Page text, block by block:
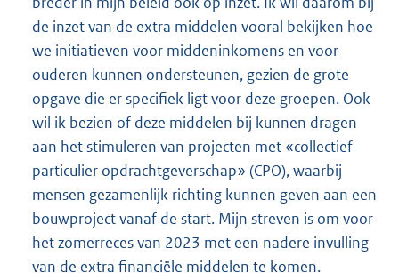
de inzet van de extra middelen vooral bekijken hoe
we initiatieven voor middeninkomens en voor
ouderen kunnen ondersteunen, gezien de grote
opgave die er specifiek ligt voor deze groepen. Ook
wil ik bezien of deze middelen bij kunnen dragen
aan het stimuleren van projecten met «collectief
particulier opdrachtgeverschap» (CPO), waarbij
mensen gezamenlijk richting kunnen geven aan een
bouwproject vanaf de start. Mijn streven is om voor
het zomerreces van 2023 met een nadere invulling
van de extra financiële middelen te komen.